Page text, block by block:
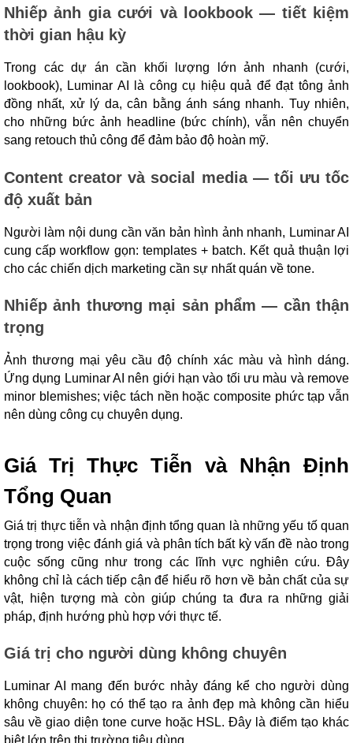
Nhiếp ảnh gia cưới và lookbook — tiết kiệm
thời gian hậu kỳ
Trong các dự án cần khối lượng lớn ảnh nhanh (cưới,
lookbook), Luminar AI là công cụ hiệu quả để đạt tông ảnh
đồng nhất, xử lý da, cân bằng ánh sáng nhanh. Tuy nhiên,
cho những bức ảnh headline (bức chính), vẫn nên chuyển
sang retouch thủ công để đảm bảo độ hoàn mỹ.
Content creator và social media — tối ưu tốc
độ xuất bản
Người làm nội dung cần văn bản hình ảnh nhanh, Luminar AI
cung cấp workflow gọn: templates + batch. Kết quả thuận lợi
cho các chiến dịch marketing cần sự nhất quán về tone.
Nhiếp ảnh thương mại sản phẩm — cần thận
trọng
Ảnh thương mại yêu cầu độ chính xác màu và hình dáng.
Ứng dụng Luminar AI nên giới hạn vào tối ưu màu và remove
minor blemishes; việc tách nền hoặc composite phức tạp vẫn
nên dùng công cụ chuyên dụng.
Giá Trị Thực Tiễn và Nhận Định
Tổng Quan
Giá trị thực tiễn và nhận định tổng quan là những yếu tố quan
trọng trong việc đánh giá và phân tích bất kỳ vấn đề nào trong
cuộc sống cũng như trong các lĩnh vực nghiên cứu. Đây
không chỉ là cách tiếp cận để hiểu rõ hơn về bản chất của sự
vật, hiện tượng mà còn giúp chúng ta đưa ra những giải
pháp, định hướng phù hợp với thực tế.
Giá trị cho người dùng không chuyên
Luminar AI mang đến bước nhảy đáng kể cho người dùng
không chuyên: họ có thể tạo ra ảnh đẹp mà không cần hiểu
sâu về giao diện tone curve hoặc HSL. Đây là điểm tạo khác